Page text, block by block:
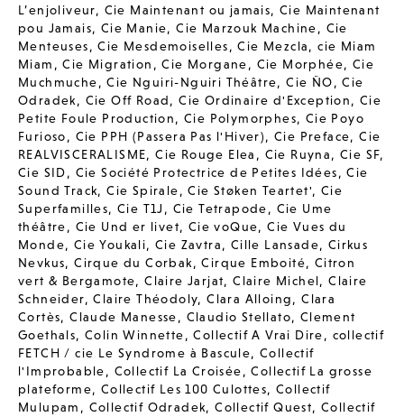
L’enjoliveur, Cie Maintenant ou jamais,Cie Maintenant
pou Jamais, Cie Manie,Cie Marzouk Machine, Cie
Menteuses,Cie Mesdemoiselles,Cie Mezcla,cie Miam
Miam ,Cie Migration ,Cie Morgane, Cie Morphée, Cie
Muchmuche,Cie Nguiri-Nguiri Théâtre,Cie ÑO,Cie
Odradek, Cie Off Road,Cie Ordinaire d'Exception,Cie
Petite Foule Production,Cie Polymorphes, Cie Poyo
Furioso, Cie PPH (Passera Pas l'Hiver),Cie Preface,Cie
REALVISCERALISME,Cie Rouge Elea , Cie Ruyna,Cie SF,
Cie SID, Cie Société Protectrice de Petites Idées,Cie
Sound Track,Cie Spirale,Cie Støken Teartet', Cie
Superfamilles,Cie T1J , Cie Tetrapode, Cie Ume
théâtre, Cie Und er livet, Cie voQue,Cie Vues du
Monde, Cie Youkali,Cie Zavtra, Cille Lansade, Cirkus
Nevkus,Cirque du Corbak,Cirque Emboité, Citron
vert & Bergamote,Claire Jarjat,Claire Michel,Claire
Schneider,Claire Théodoly,Clara Alloing,Clara
Cortès,Claude Manesse, Claudio Stellato, Clement
Goethals,Colin Winnette,Collectif A Vrai Dire, collectif
FETCH / cie Le Syndrome à Bascule,Collectif
l'Improbable, Collectif La Croisée,Collectif La grosse
plateforme, Collectif Les 100 Culottes,Collectif
Mulupam , Collectif Odradek,Collectif Quest,Collectif